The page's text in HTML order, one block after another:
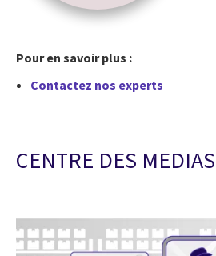
Pour en savoir plus :
Contactez nos experts
CENTRE DES MEDIAS